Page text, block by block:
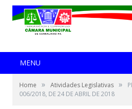
MENU
Home » Atividades Legislativas »
006/2018, DE 24 DE ABRIL DE 2018